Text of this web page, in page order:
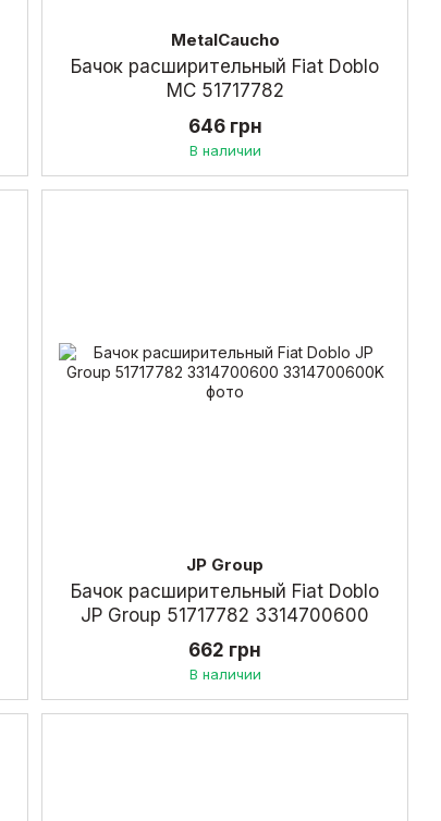
MetalCaucho
Бачок расширительный Fiat Doblo
MC 51717782
646 грн
В наличии
JP Group
Бачок расширительный Fiat Doblo
JP Group 51717782 3314700600
662 грн
В наличии